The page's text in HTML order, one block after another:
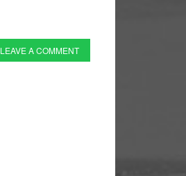
LEAVE A COMMENT